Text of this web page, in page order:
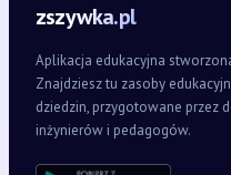
zszywka.pl
Aplikacja edukacyjna
Znajdziesz tu zasoby
dziedzin, przygotowane przez
inżynierów i pedagogów.